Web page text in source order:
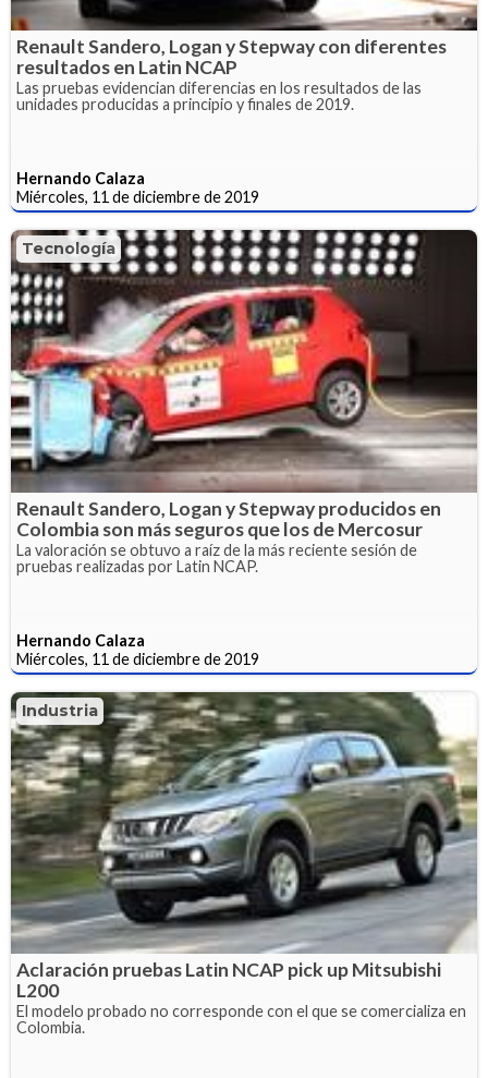
Renault Sandero, Logan y Stepway con diferentes
resultados en Latin NCAP
Las pruebas evidencian diferencias en los resultados de las
unidades producidas a principio y finales de 2019.
Hernando Calaza
Miércoles, 11 de diciembre de 2019
Tecnología
Renault Sandero, Logan y Stepway producidos en
Colombia son más seguros que los de Mercosur
La valoración se obtuvo a raíz de la más reciente sesión de
pruebas realizadas por Latin NCAP.
Hernando Calaza
Miércoles, 11 de diciembre de 2019
Industria
Aclaración pruebas Latin NCAP pick up Mitsubishi
L200
El modelo probado no corresponde con el que se comercializa en
Colombia.